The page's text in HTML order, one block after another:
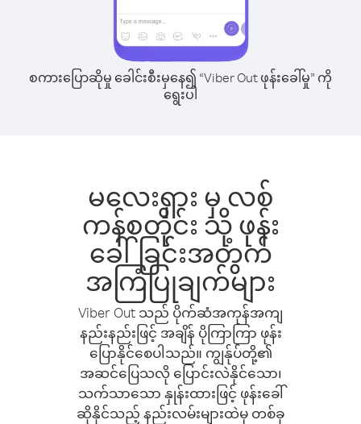
စကားပြောဆိုမှု ခေါင်းစီးမှနေ၍ “Viber Out ဖုန်းခေါ်မှု” ကို
ရွေးပါ
မလေးရှား မှ လစ်
ကန်စတိုင်း သို့ ဖုန်း
ခေါ်ခြင်းအတွက်
အကြံပြုချက်များ
Viber Out သည် ပိုက်ဆံအကုန်အကျ
နည်းနည်းဖြင့် အချိန် ပိုကြာကြာ ဖုန်း
ပြောနိုင်စေပါသည်။ ကျွန်ုပ်တို့၏
အဆင်ပြေသလို ပြောင်းလဲနိုင်သော၊
သက်သာသော နှုန်းထားဖြင့် ဖုန်းခေါ်
ဆိုနိုင်သည့် နည်းလမ်းများထဲမှ တစ်ခု